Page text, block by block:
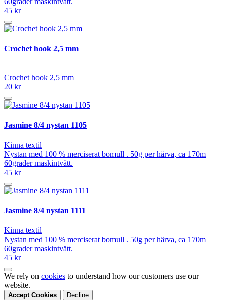
45 kr
Crochet hook 2,5 mm
Crochet hook 2,5 mm
20 kr
Jasmine 8/4 nystan 1105
Kinna textil
Nystan med 100 % merciserat bomull . 50g per härva, ca 170m
60grader maskintvätt.
45 kr
Jasmine 8/4 nystan 1111
Kinna textil
Nystan med 100 % merciserat bomull . 50g per härva, ca 170m
60grader maskintvätt.
45 kr
We rely on cookies to understand how our customers use our
website.
Accept Cookies Decline